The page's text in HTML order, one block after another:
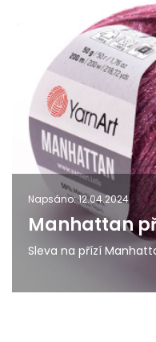
Napsáno: 12.04.2024
Manhattan
Sleva na přízí